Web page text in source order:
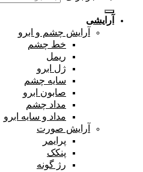
آرایشی
آرایش چشم و ابرو
خط چشم
ریمل
ژل ابرو
سایه چشم
صابون ابرو
مداد چشم
مداد و سایه ابرو
آرایش صورت
پرایمر
پنکک
رژ گونه